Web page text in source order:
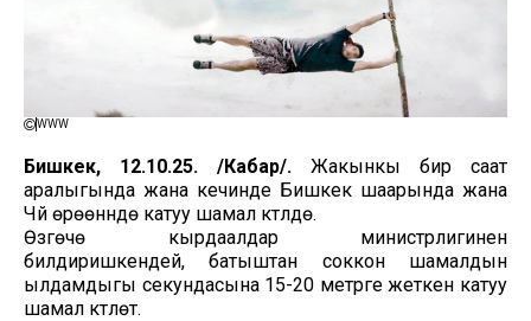
WWW
Бишкек, 12.10.25. /Кабар/. Жакынкы бир саат
аралыгында жана кечинде Бишкек шаарында жана
Чүй өрөөнүндө катуу шамал күтүлүүдө.
Өзгөчө кырдаалдар министрлигинен
билдиришкендей, батыштан соккон шамалдын
ылдамдыгы секундасына 15-20 метрге жеткен катуу
шамал күтүлөт.